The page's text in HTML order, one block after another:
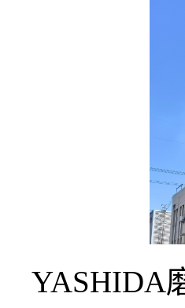
YASHIDA